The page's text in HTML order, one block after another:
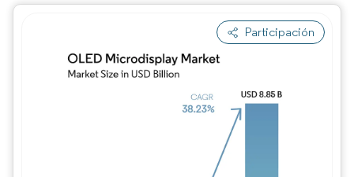
Participación